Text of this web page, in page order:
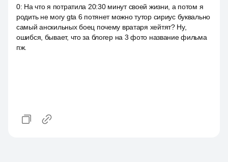
0: На что я потратила 20:30 минут своей жизни, а потом я
родить не могу gta 6 потянет можно тутор сириус буквально
самый анскильных боец почему вратаря хейтят? Ну,
ошибся, бывает, что за блогер на 3 фото название фильма
пж.